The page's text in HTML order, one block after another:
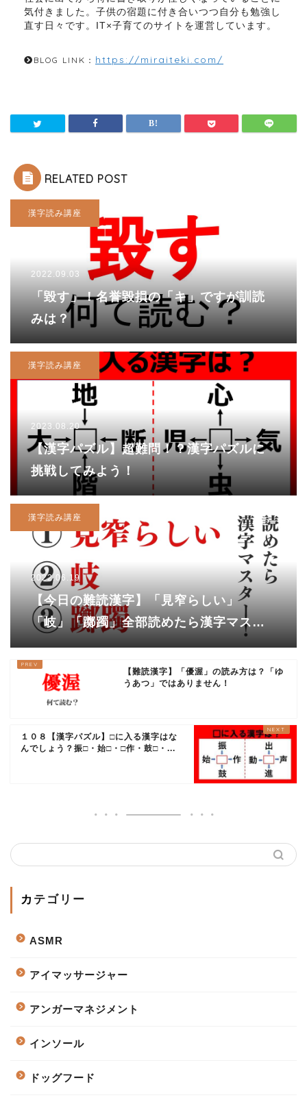
気付きました。子供の宿題に付き合いつつ自分も勉強し
直す日々です。IT×子育てのサイトを運営しています。
BLOG LINK： https://miraiteki.com/
RELATED POST
漢字読み講座
2022.09.03
「毀す」！名誉毀損の「キ」ですが訓読
みは？
漢字読み講座
2023.08.20
【漢字パズル】超難問！？漢字パズルに
挑戦してみよう！
漢字読み講座
2022.06.19
【今日の難読漢字】「見窄らしい」
「岐」「躑躅」全部読めたら漢字マスタ
ー！「岐」を「き」と読んだあなたは…
【難読漢字】「優渥」の読み方は？「ゆ
うあつ」ではありません！
１０８【漢字パズル】□に入る漢字はな
んでしょう？振□・始□・□作・鼓□・...
カテゴリー
ASMR
アイマッサージャー
アンガーマネジメント
インソール
ドッグフード